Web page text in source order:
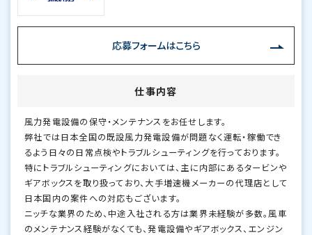
応募フォームはこちら
仕事内容
風力発電設備の保守・メンテナンスをお任せします。
弊社では日本全国の既設風力発電設備が問題なく運転・稼働でき
るよう日々の日常点検やトラブルシューティングを行っております。
特にトラブルシューティングにおいては、主に内部にあるタービンや
ギアボックスを取り扱っており、大手増速機メーカーの代理店として
日本国内の案件への対応もございます。
ニッチな業界のため、中途入社される方は業界未経験が多数。風車
のメンテナンス経験がなくても、発電設備やギアボックス、エンジン